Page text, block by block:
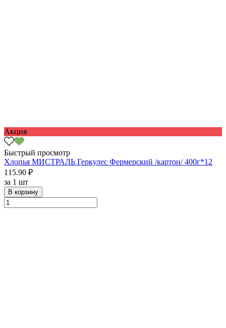
Акция
Быстрый просмотр
Хлопья МИСТРАЛЬ Геркулес Фермерский /картон/ 400г*12
115.90 ₽
за 1 шт
В корзину